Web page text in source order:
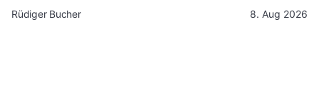
Rüdiger Bucher 8. Aug 2026